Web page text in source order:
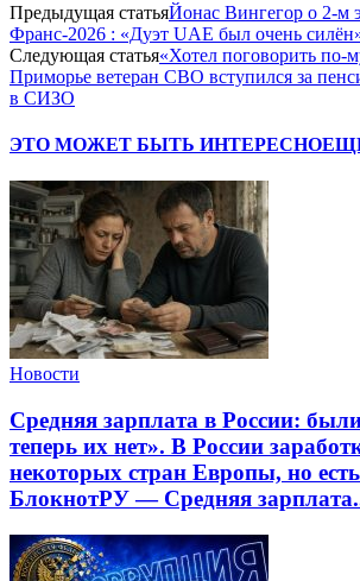
Предыдущая статьяЙонас Вингегор о 2-м
Франс-2026 : «Дуэт UAE был очень
Следующая статья«Хотел поговорить по-
Приморье ветеран СВО вступился за
в СИЗО
ЭТО МОЖЕТ БЫТЬ ИНТЕРЕСНО
Новости
Средняя зарплата в России:
теперь их нет». В России
некоторых стран Европы, но
БлокнотРУ — Средняя